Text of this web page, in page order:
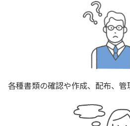
各種書類の確認や作成、配布、